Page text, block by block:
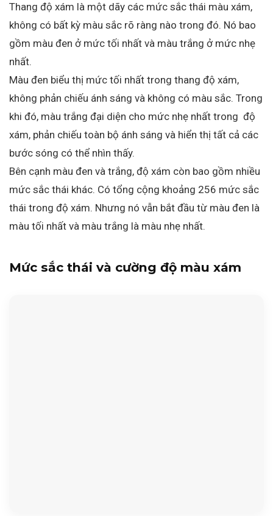
Thang độ xám là một dãy các mức sắc thái màu xám,
không có bất kỳ màu sắc rõ ràng nào trong đó. Nó bao
gồm màu đen ở mức tối nhất và màu trắng ở mức nhẹ
nhất.
Màu đen biểu thị mức tối nhất trong thang độ xám,
không phản chiếu ánh sáng và không có màu sắc. Trong
khi đó, màu trắng đại diện cho mức nhẹ nhất trong độ
xám, phản chiếu toàn bộ ánh sáng và hiển thị tất cả các
bước sóng có thể nhìn thấy.
Bên cạnh màu đen và trắng, độ xám còn bao gồm nhiều
mức sắc thái khác. Có tổng cộng khoảng 256 mức sắc
thái trong độ xám. Nhưng nó vẫn bắt đầu từ màu đen là
màu tối nhất và màu trắng là màu nhẹ nhất.
Mức sắc thái và cường độ màu xám